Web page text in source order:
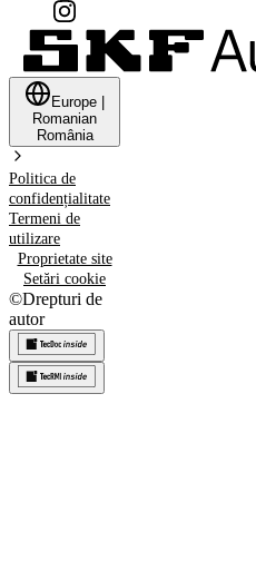
Europe
Romanian
România
Politica de
confidențialitate
Termeni de
utilizare
Proprietate site
Setări cookie
©Drepturi de
autor